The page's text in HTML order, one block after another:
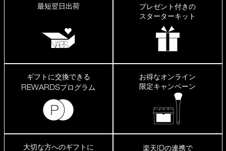
最短翌日出荷
プレゼント付きの
スターターキット
ギフトに交換できる
REWARDSプログラム
お得なオンライン
限定キャンペーン
大切な方へのギフトに
楽天IDの連携で